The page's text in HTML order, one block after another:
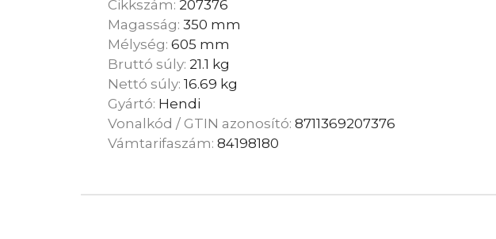
Cikkszám: 207376
Magasság:350 mm
Mélység:605 mm
Bruttó súly: 21.1 kg
Nettó súly:16.69 kg
Gyártó: Hendi
Vonalkód / GTIN azonosító:8711369207376
Vámtarifaszám:84198180